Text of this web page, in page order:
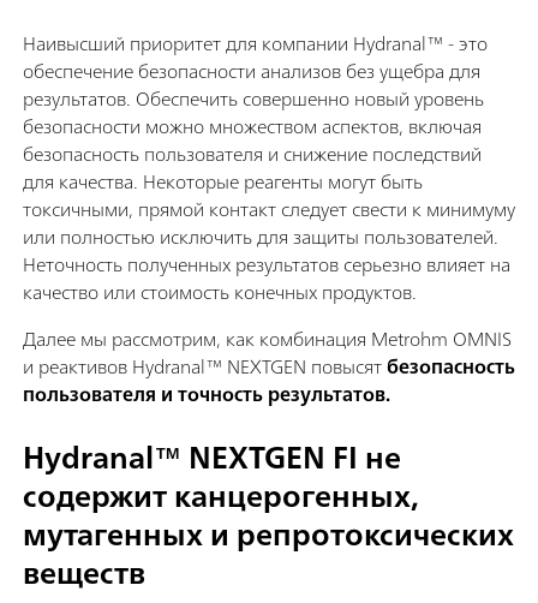
Наивысший приоритет для компании Hydranal™ - это
обеспечение безопасности анализов без ущебра для
результатов. Обеспечить совершенно новый уровень
безопасности можно множеством аспектов, включая
безопасность пользователя и снижение последствий
для качества. Некоторые реагенты могут быть
токсичными, прямой контакт следует свести к минимуму
или полностью исключить для защиты пользователей.
Неточность полученных результатов серьезно влияет на
качество или стоимость конечных продуктов.
Далее мы рассмотрим, как комбинация Metrohm OMNIS
и реактивов Hydranal™ NEXTGEN повысятбезопасность
пользователя и точность результатов.
Hydranal™ NEXTGEN FI не
содержит канцерогенных,
мутагенных и репротоксических
веществ